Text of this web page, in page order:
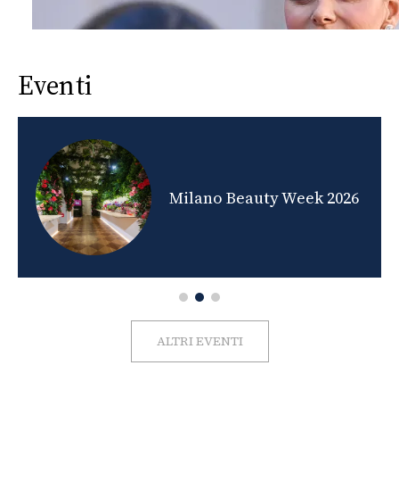
Eventi
Milano Beauty Week 2026
ALTRI EVENTI